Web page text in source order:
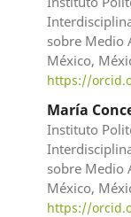
sobre Medio
México,
https://
María
Instituto
sobre Medio
México,
https://